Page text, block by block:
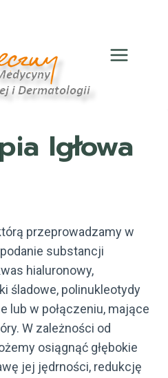
Igłowa
przeprowadzamy w
substancji
hialuronowy,
śladowe, polinukleotydy
lub w połączeniu, mające
W zależności od
osiągnąć głębokie
jej jędrności, redukcję